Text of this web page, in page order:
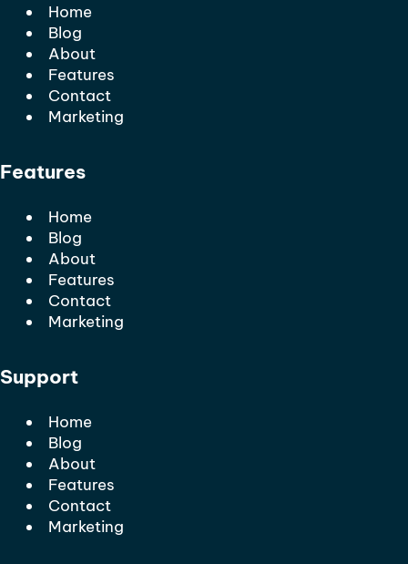
Home
Blog
About
Features
Contact
Marketing
Features
Home
Blog
About
Features
Contact
Marketing
Support
Home
Blog
About
Features
Contact
Marketing